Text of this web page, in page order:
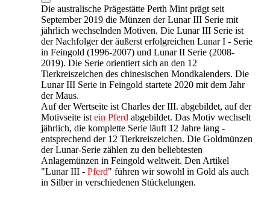
Die australische Prägestätte Perth Mint prägt seit
September 2019 die Münzen der Lunar III Serie mit
jährlich wechselnden Motiven. Die Lunar III Serie ist
der Nachfolger der äußerst erfolgreichen Lunar I - Serie
in Feingold (1996-2007) und Lunar II Serie (2008-
2019). Die Serie orientiert sich an den 12
Tierkreiszeichen des chinesischen Mondkalenders. Die
Lunar III Serie in Feingold startete 2020 mit dem Jahr
der Maus.
Auf der Wertseite ist Charles der III. abgebildet, auf der
Motivseite ist ein Pferd abgebildet. Das Motiv wechselt
jährlich, die komplette Serie läuft 12 Jahre lang -
entsprechend der 12 Tierkreiszeichen. Die Goldmünzen
der Lunar-Serie zählen zu den beliebtesten
Anlagemünzen in Feingold weltweit. Den Artikel
"Lunar III - Pferd" führen wir sowohl in Gold als auch
in Silber in verschiedenen Stückelungen.